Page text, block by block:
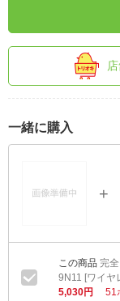
一緒に購入
完
9N11 [ワイヤ
5,030円
51